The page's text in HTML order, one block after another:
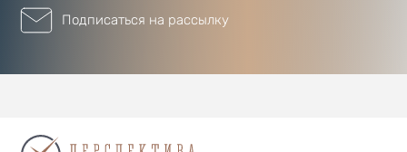
Подписаться на рассылку